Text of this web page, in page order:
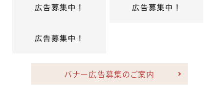
バナー広告募集のご案内